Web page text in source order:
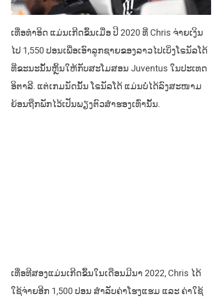
ເທື່ອທຳອິດ ແມ່ນເກີດຂຶ້ນເມື່ອ ປີ 2020 ທີ່ Chris ຈ່າຍເງິນ
ໄປ 1,550 ປອນເພື່ອເອົາລູກຊາຍຂອງລາວໄປເບິ່ງໂຣນັລໂດ້
ທີ່ຂະນະນັ້ນຫຼິ້ນໃຫ້ກັບສະໂມສອນ Juventus ໃນປະເທດ
ອິຕາລີ. ແຕ່ເກມນັດນັ້ນ ໂຣນັລໂດ້ ແມ່ນບໍ່ໄດ້ລົງສະໜາມ
ຍ້ອນຖືກພັກໄວ້ເປັນພຽງຕົວສຳຮອງເທົ່ານັ້ນ.
ເທື່ອທີສອງແມ່ນເກີດຂຶ້ນໃນເດືອນມີນາ 2022, Chris ໄດ້
ໃຊ້ຈ່າຍອີກ 1,500 ປອນ ສຳລັບຄ່າໂຮງແຮມ ແລະ ຄ່າໃຊ້